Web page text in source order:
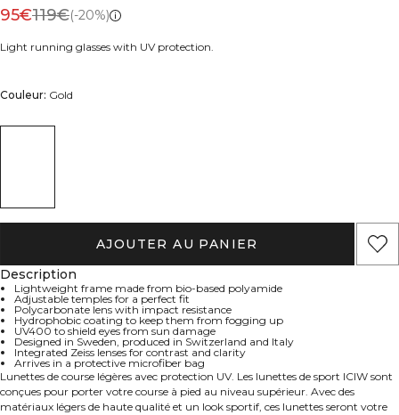
95€119€(-20%)
Light running glasses with UV protection.
Couleur: Gold
AJOUTER AU PANIER
Description
Lightweight frame made from bio-based polyamide
Adjustable temples for a perfect fit
Polycarbonate lens with impact resistance
Hydrophobic coating to keep them from fogging up
UV400 to shield eyes from sun damage
Designed in Sweden, produced in Switzerland and Italy
Integrated Zeiss lenses for contrast and clarity
Arrives in a protective microfiber bag
Lunettes de course légères avec protection UV. Les lunettes de sport ICIW sont
conçues pour porter votre course à pied au niveau supérieur. Avec des
matériaux légers de haute qualité et un look sportif, ces lunettes seront votre